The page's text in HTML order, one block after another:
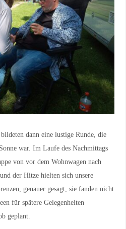
dann eine lustige Runde, die
war. Im Laufe des Nachmittags
von vor dem Wohnwagen nach
der Hitze hielten sich unsere
genauer gesagt, sie fanden nicht
für spätere Gelegenheiten
geplant.